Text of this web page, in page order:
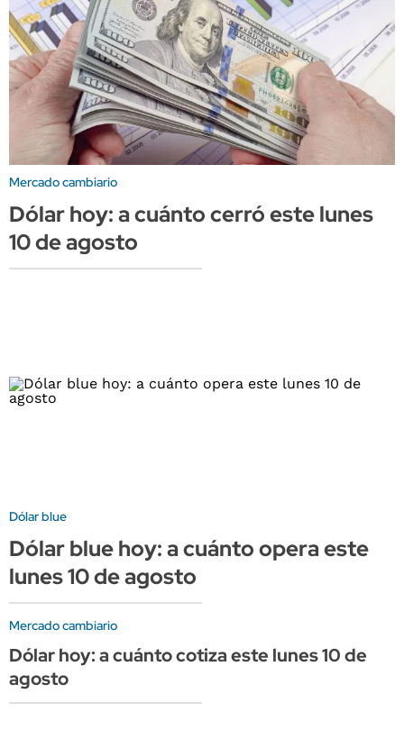
Mercado cambiario
Dólar hoy: a cuánto cerró este lunes
10 de agosto
Dólar blue
Dólar blue hoy: a cuánto opera este
lunes 10 de agosto
Mercado cambiario
Dólar hoy: a cuánto cotiza este lunes 10 de
agosto